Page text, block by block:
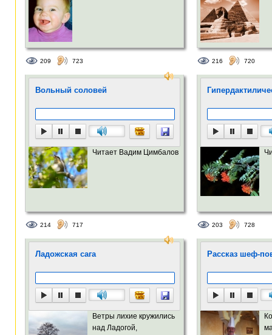
209 723 216 720
Вольный соловей
Читает Вадим Цимбалов
214 717 203 728
Ладожская сага
Ветры лихие кружились
над Ладогой,
Рассказ шеф-